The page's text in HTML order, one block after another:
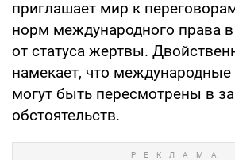
приглашает мир к
норм международного права
от статуса жертвы.
намекает, что
могут быть пересмотрены в
обстоятельств.